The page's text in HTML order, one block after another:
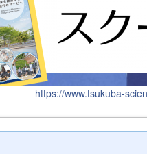
https://www.tsukuba-